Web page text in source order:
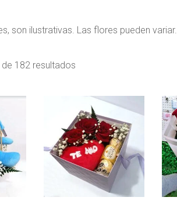
son ilustrativas. Las flores pueden variar.
182 resultados
popularidad